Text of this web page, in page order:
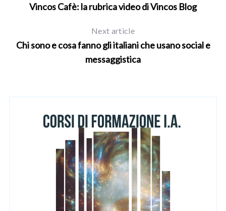
Vincos Cafè: la rubrica video di Vincos Blog
Next article
Chi sono e cosa fanno gli italiani che usano social e
messaggistica